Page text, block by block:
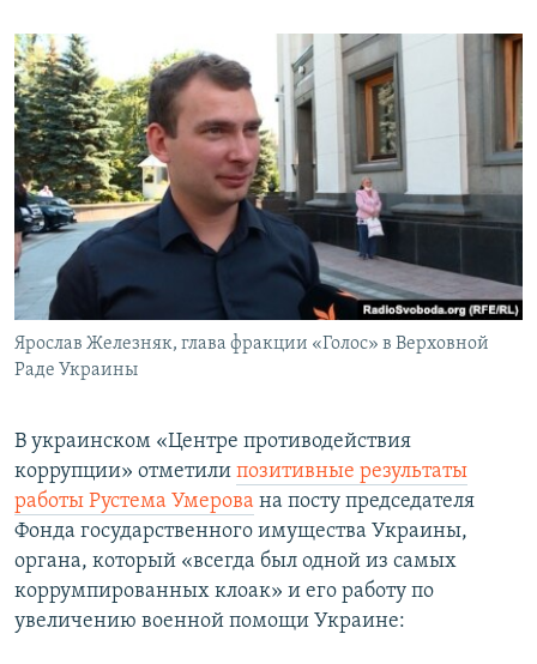
Ярослав Железняк, глава фракции «Голос» в Верховной
Раде Украины
В украинском «Центре противодействия
коррупции» отметили позитивные результаты
работы Рустема Умерова на посту председателя
Фонда государственного имущества Украины,
органа, который «всегда был одной из самых
коррумпированных клоак» и его работу по
увеличению военной помощи Украине: